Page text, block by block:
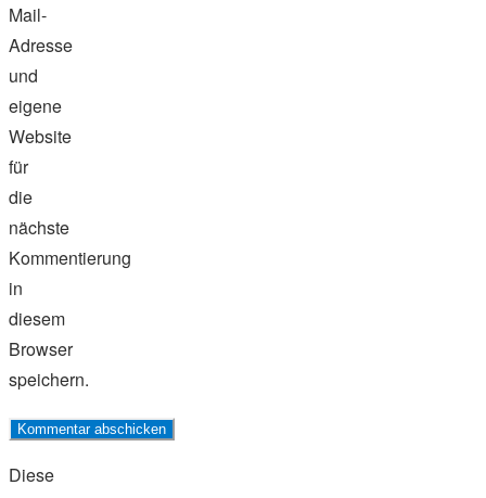
Mail-
Adresse
und
eigene
Website
für
die
nächste
Kommentierung
in
diesem
Browser
speichern.
Diese